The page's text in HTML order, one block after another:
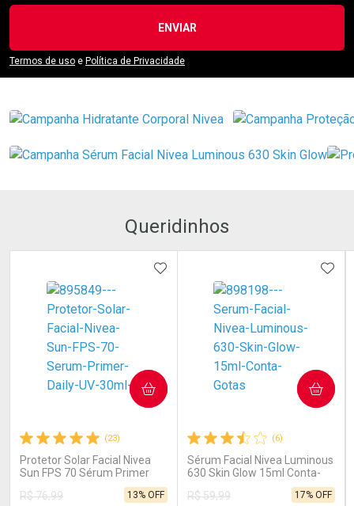
ENVIAR
Termos de uso e Política de Privacidade
Queridinhos
(23)
Protetor Solar Facial Nivea
Sun FPS 70 Sérum Primer
Daily UV sem Perfume 30ml
R$ 76,99
13% OFF
ADICIONAR AOS FAVORITOS
COMPRAR
(6)
Sérum Facial Nivea Luminous
630 Skin Glow 15ml Conta-
R$ 59,99
17% OFF
COMPRAR